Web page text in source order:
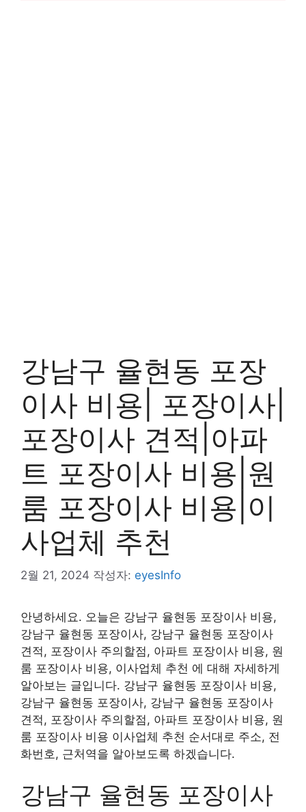
강남구 율현동 포장
이사 비용| 포장이사|
포장이사 견적|아파
트 포장이사 비용|원
룸 포장이사 비용|이
사업체 추천
2월 21, 2024 작성자: eyesInfo
안녕하세요. 오늘은 강남구 율현동 포장이사 비용,
강남구 율현동 포장이사, 강남구 율현동 포장이사
견적, 포장이사 주의할점, 아파트 포장이사 비용, 원
룸 포장이사 비용, 이사업체 추천 에 대해 자세하게
알아보는 글입니다. 강남구 율현동 포장이사 비용,
강남구 율현동 포장이사, 강남구 율현동 포장이사
견적, 포장이사 주의할점, 아파트 포장이사 비용, 원
룸 포장이사 비용 이사업체 추천 순서대로 주소, 전
화번호, 근처역을 알아보도록 하겠습니다.
강남구 율현동 포장이사